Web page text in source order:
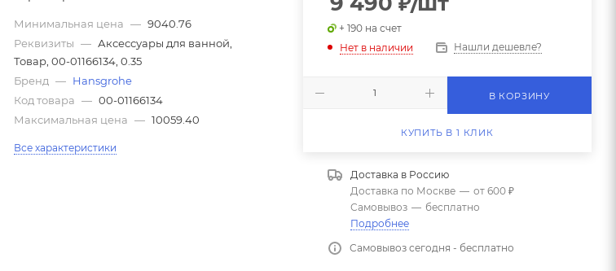
Минимальная цена — 9040.76
Реквизиты — Аксессуары для ванной,
Товар, 00-01166134, 0.35
Бренд — Hansgrohe
Код товара — 00-01166134
Максимальная цена — 10059.40
Все характеристики
+ 190 на счет
Нет в наличии
Нашли дешевле?
В КОРЗИНУ
КУПИТЬ В 1 КЛИК
Доставка в Россию
Доставка по Москве — от 600 ₽
Самовывоз — бесплатно
Подробнее
Самовывоз сегодня - бесплатно